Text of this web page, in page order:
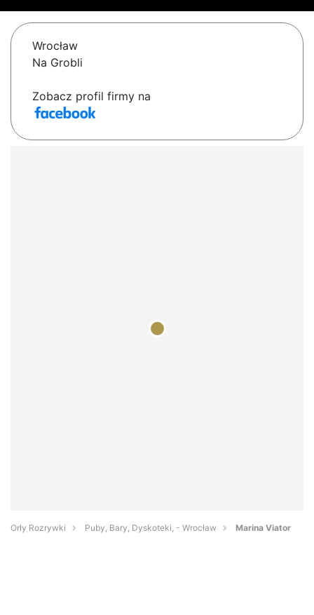
Wrocław
Na Grobli
Zobacz profil firmy na
Orły Rozrywki Puby, Bary, Dyskoteki, - Wrocław Marina Viator